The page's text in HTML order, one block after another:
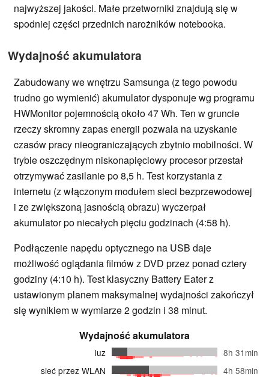
najwyższej jakości. Małe przetworniki znajdują się w
spodniej części przednich narożników notebooka.
Wydajność akumulatora
Zabudowany we wnętrzu Samsunga (z tego powodu
trudno go wymienić) akumulator dysponuje wg programu
HWMonitor pojemnością około 47 Wh. Ten w gruncie
rzeczy skromny zapas energii pozwala na uzyskanie
czasów pracy nieograniczających zbytnio mobilności. W
trybie oszczędnym niskonapięciowy procesor przestał
otrzymywać zasilanie po 8,5 h. Test korzystania z
internetu (z włączonym modułem sieci bezprzewodowej
i ze zwiększoną jasnością obrazu) wyczerpał
akumulator po niecałych pięciu godzinach (4:58 h).
Podłączenie napędu optycznego na USB daje
możliwość oglądania filmów z DVD przez ponad cztery
godziny (4:10 h). Test klasyczny Battery Eater z
ustawionym planem maksymalnej wydajności zakończył
się wynikiem w wymiarze 2 godzin i 38 minut.
Wydajność akumulatora
luz
8h 31min
sieć przez WLAN
4h 58min